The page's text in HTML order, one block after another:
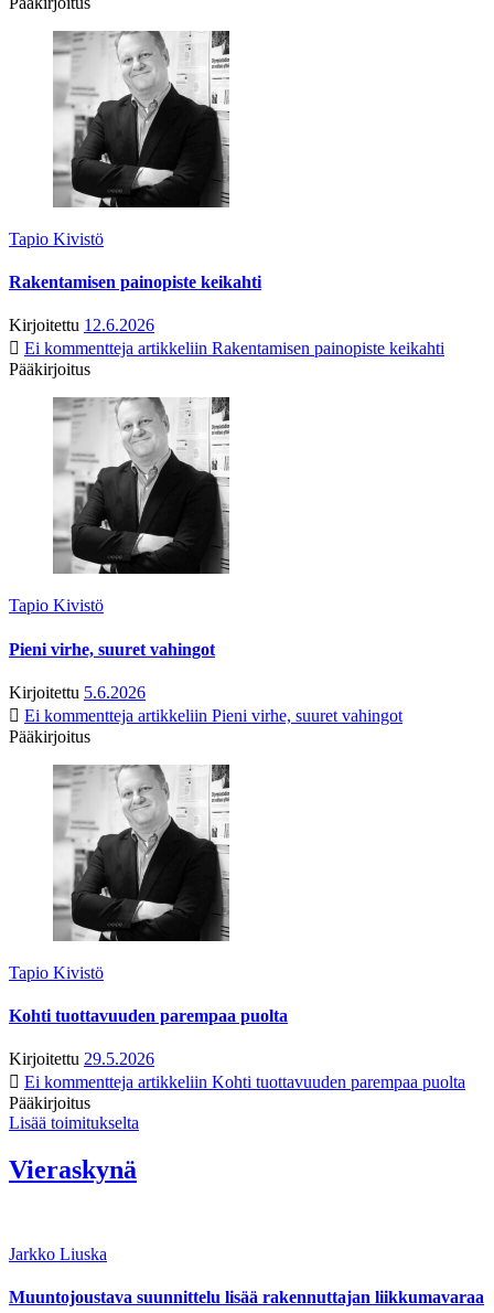
Tapio Kivistö
Rakentamisen painopiste keikahti
Kirjoitettu 12.6.2026
Ei kommentteja artikkeliin Rakentamisen painopiste keikahti
Pääkirjoitus
Tapio Kivistö
Pieni virhe, suuret vahingot
Kirjoitettu 5.6.2026
Ei kommentteja artikkeliin Pieni virhe, suuret vahingot
Pääkirjoitus
Tapio Kivistö
Kohti tuottavuuden parempaa puolta
Kirjoitettu 29.5.2026
Ei kommentteja artikkeliin Kohti tuottavuuden parempaa puolta
Pääkirjoitus
Lisää toimitukselta
Vieraskynä
Jarkko Liuska
Muuntojoustava suunnittelu lisää rakennuttajan liikkumavaraa